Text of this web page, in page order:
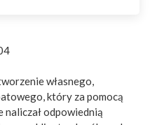
własnego,
który za pomocą
naliczał odpowiednią